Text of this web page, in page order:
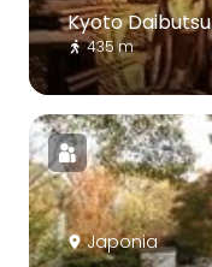
Kyoto Daibutsu
435 m
Japonia